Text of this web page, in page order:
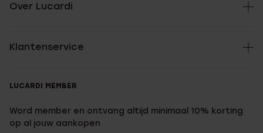
Over Lucardi
Klantenservice
LUCARDI MEMBER
Word member en ontvang altijd minimaal 10% korting
op al jouw aankopen